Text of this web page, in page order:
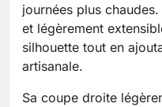
journées plus
et légèrement
silhouette tout en
artisanale.
Sa coupe droite